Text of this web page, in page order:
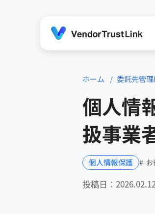
ホーム 委託先管
個人情
扱事業
個人情報保護
投稿日：